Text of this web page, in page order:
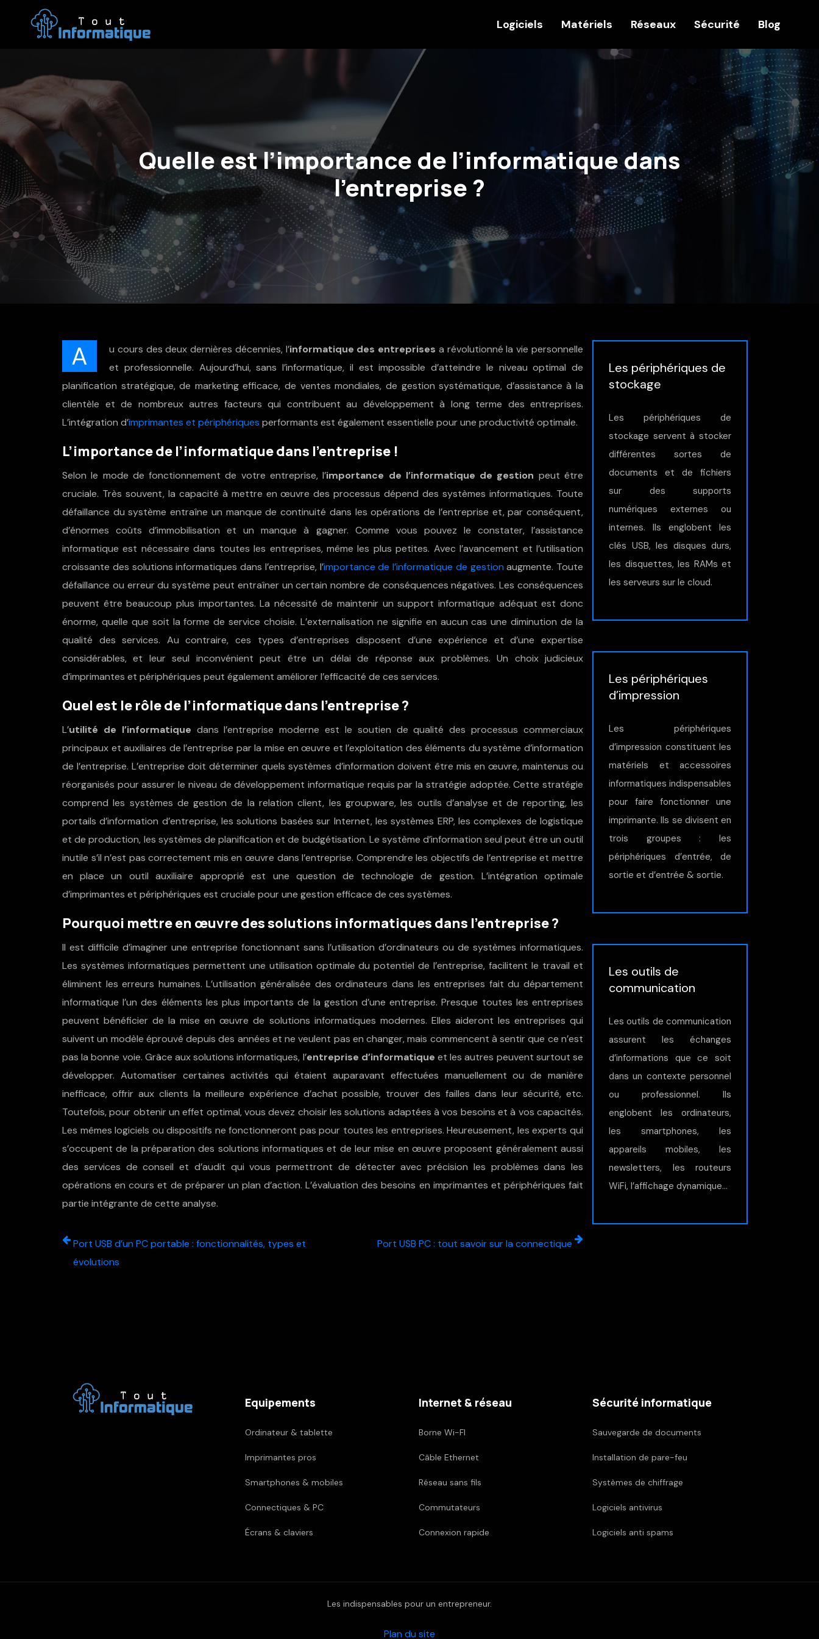
Logiciels Matériels Réseaux Sécurité Blog
Quelle est l’importance de l’informatique dans
l’entreprise ?
A u cours des deux dernières décennies, l’informatique des entreprises a révolutionné la vie personnelle
et professionnelle. Aujourd’hui, sans l’informatique, il est impossible d’atteindre le niveau optimal de
planification stratégique, de marketing efficace, de ventes mondiales, de gestion systématique, d’assistance à la
clientèle et de nombreux autres facteurs qui contribuent au développement à long terme des entreprises.
L’intégration d’imprimantes et périphériques performants est également essentielle pour une productivité optimale.
L’importance de l’informatique dans l’entreprise !
Selon le mode de fonctionnement de votre entreprise, l’importance de l’informatique de gestion peut être
cruciale. Très souvent, la capacité à mettre en œuvre des processus dépend des systèmes informatiques. Toute
défaillance du système entraîne un manque de continuité dans les opérations de l’entreprise et, par conséquent,
d’énormes coûts d’immobilisation et un manque à gagner. Comme vous pouvez le constater, l’assistance
informatique est nécessaire dans toutes les entreprises, même les plus petites. Avec l’avancement et l’utilisation
croissante des solutions informatiques dans l’entreprise, l’importance de l’informatique de gestion augmente. Toute
défaillance ou erreur du système peut entraîner un certain nombre de conséquences négatives. Les conséquences
peuvent être beaucoup plus importantes. La nécessité de maintenir un support informatique adéquat est donc
énorme, quelle que soit la forme de service choisie. L’externalisation ne signifie en aucun cas une diminution de la
qualité des services. Au contraire, ces types d’entreprises disposent d’une expérience et d’une expertise
considérables, et leur seul inconvénient peut être un délai de réponse aux problèmes. Un choix judicieux
d’imprimantes et périphériques peut également améliorer l’efficacité de ces services.
Quel est le rôle de l’informatique dans l’entreprise ?
L’utilité de l’informatique dans l’entreprise moderne est le soutien de qualité des processus commerciaux
principaux et auxiliaires de l’entreprise par la mise en œuvre et l’exploitation des éléments du système d’information
de l’entreprise. L’entreprise doit déterminer quels systèmes d’information doivent être mis en œuvre, maintenus ou
réorganisés pour assurer le niveau de développement informatique requis par la stratégie adoptée. Cette stratégie
comprend les systèmes de gestion de la relation client, les groupware, les outils d’analyse et de reporting, les
portails d’information d’entreprise, les solutions basées sur Internet, les systèmes ERP, les complexes de logistique
et de production, les systèmes de planification et de budgétisation. Le système d’information seul peut être un outil
inutile s’il n’est pas correctement mis en œuvre dans l’entreprise. Comprendre les objectifs de l’entreprise et mettre
en place un outil auxiliaire approprié est une question de technologie de gestion. L’intégration optimale
d’imprimantes et périphériques est cruciale pour une gestion efficace de ces systèmes.
Pourquoi mettre en œuvre des solutions informatiques dans l’entreprise ?
Il est difficile d’imaginer une entreprise fonctionnant sans l’utilisation d’ordinateurs ou de systèmes informatiques.
Les systèmes informatiques permettent une utilisation optimale du potentiel de l’entreprise, facilitent le travail et
éliminent les erreurs humaines. L’utilisation généralisée des ordinateurs dans les entreprises fait du département
informatique l’un des éléments les plus importants de la gestion d’une entreprise. Presque toutes les entreprises
peuvent bénéficier de la mise en œuvre de solutions informatiques modernes. Elles aideront les entreprises qui
suivent un modèle éprouvé depuis des années et ne veulent pas en changer, mais commencent à sentir que ce n’est
pas la bonne voie. Grâce aux solutions informatiques, l’entreprise d’informatiqueet les autres peuvent surtout se
développer. Automatiser certaines activités qui étaient auparavant effectuées manuellement ou de manière
inefficace, offrir aux clients la meilleure expérience d’achat possible, trouver des failles dans leur sécurité, etc.
Toutefois, pour obtenir un effet optimal, vous devez choisir les solutions adaptées à vos besoins et à vos capacités.
Les mêmes logiciels ou dispositifs ne fonctionneront pas pour toutes les entreprises. Heureusement, les experts qui
s’occupent de la préparation des solutions informatiques et de leur mise en œuvre proposent généralement aussi
des services de conseil et d’audit qui vous permettront de détecter avec précision les problèmes dans les
opérations en cours et de préparer un plan d’action. L’évaluation des besoins en imprimantes et périphériques fait
partie intégrante de cette analyse.
Port USB d’un PC portable : fonctionnalités, types et
évolutions
Port USB PC : tout savoir sur la connectique
Les périphériques de
stockage
Les périphériques de
stockage servent à stocker
différentes sortes de
documents et de fichiers
sur des supports
numériques externes ou
internes. Ils englobent les
clés USB, les disques durs,
les disquettes, les RAMs et
les serveurs sur le cloud.
Les périphériques
d’impression
Les périphériques
d’impression constituent les
matériels et accessoires
informatiques indispensables
pour faire fonctionner une
imprimante. Ils se divisent en
trois groupes : les
périphériques d’entrée, de
sortie et d’entrée & sortie.
Les outils de
communication
Les outils de communication
assurent les échanges
d’informations que ce soit
dans un contexte personnel
ou professionnel. Ils
englobent les ordinateurs,
les smartphones, les
appareils mobiles, les
newsletters, les routeurs
WiFi, l’affichage dynamique…
Equipements
Ordinateur & tablette
Imprimantes pros
Smartphones & mobiles
Connectiques & PC
Écrans & claviers
Internet & réseau
Borne Wi-FI
Câble Ethernet
Réseau sans fils
Commutateurs
Connexion rapide
Sécurité informatique
Sauvegarde de documents
Installation de pare-feu
Systèmes de chiffrage
Logiciels antivirus
Logiciels anti spams
Les indispensables pour un entrepreneur.
Plan du site